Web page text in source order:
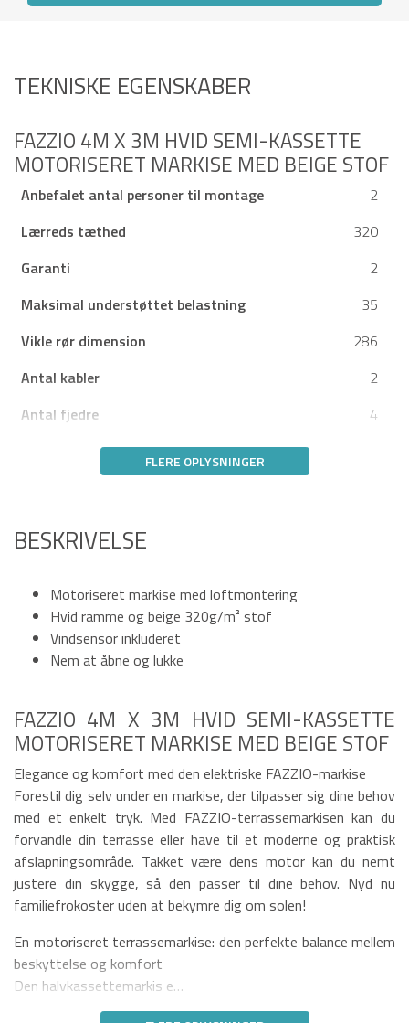
TEKNISKE EGENSKABER
FAZZIO 4M X 3M HVID SEMI-KASSETTE
MOTORISERET MARKISE MED BEIGE STOF
Anbefalet antal personer til montage
2
Lærreds tæthed
320
Garanti
2
Maksimal understøttet belastning
35
Vikle rør dimension
286
Antal kabler
2
Antal fjedre
4
FLERE OPLYSNINGER
BESKRIVELSE
Motoriseret markise med loftmontering
Hvid ramme og beige 320g/m² stof
Vindsensor inkluderet
Nem at åbne og lukke
FAZZIO 4M X 3M HVID SEMI-KASSETTE
MOTORISERET MARKISE MED BEIGE STOF
Elegance og komfort med den elektriske FAZZIO-markise
Forestil dig selv under en markise, der tilpasser sig dine behov
med et enkelt tryk. Med FAZZIO-terrassemarkisen kan du
forvandle din terrasse eller have til et moderne og praktisk
afslapningsområde. Takket være dens motor kan du nemt
justere din skygge, så den passer til dine behov. Nyd nu
familiefrokoster uden at bekymre dig om solen!
En motoriseret terrassemarkise: den perfekte balance mellem
beskyttelse og komfort
Den halvkassettemarkis e…